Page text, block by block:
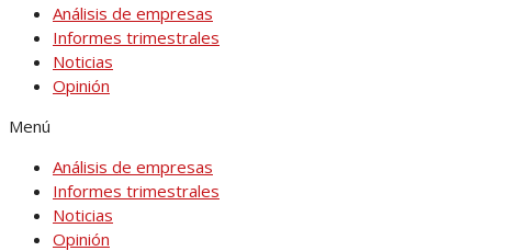
Análisis de empresas
Informes trimestrales
Noticias
Opinión
Menú
Análisis de empresas
Informes trimestrales
Noticias
Opinión